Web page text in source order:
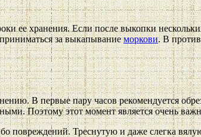
ее хранения. Если после выкопки
за выкапываниеморкови. В
В первые пару часов рекомендуется
Поэтому этот момент является очень
повреждений. Треснутую и даже слегка